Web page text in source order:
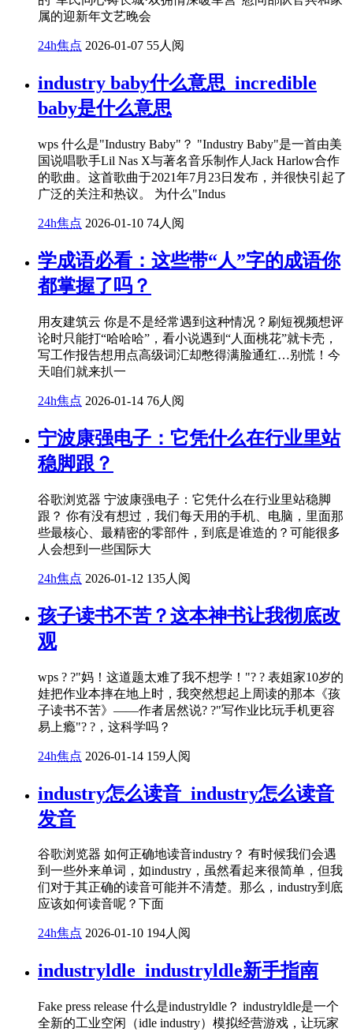
属的迎新年文艺晚会
24h焦点 2026-01-07 55人阅
industry baby什么意思_incredible
baby是什么意思
wps 什么是"Industry Baby"？ "Industry Baby"是一首由美
国说唱歌手Lil Nas X与著名音乐制作人Jack Harlow合作
的歌曲。这首歌曲于2021年7月23日发布，并很快引起了
广泛的关注和热议。 为什么"Indus
24h焦点 2026-01-10 74人阅
学成语必看：这些带“人”字的成语你
都掌握了吗？
用友建筑云 你是不是经常遇到这种情况？刷短视频想评
论时只能打“哈哈哈”，看小说遇到“人面桃花”就卡壳，
写工作报告想用点高级词汇却憋得满脸通红…别慌！今
天咱们就来扒一
24h焦点 2026-01-14 76人阅
宁波康强电子：它凭什么在行业里站
稳脚跟？
谷歌浏览器 宁波康强电子：它凭什么在行业里站稳脚
跟？ 你有没有想过，我们每天用的手机、电脑，里面那
些最核心、最精密的零部件，到底是谁造的？可能很多
人会想到一些国际大
24h焦点 2026-01-12 135人阅
孩子读书不苦？这本神书让我彻底改
观
wps ? ?"妈！这道题太难了我不想学！"? ? 表姐家10岁的
娃把作业本摔在地上时，我突然想起上周读的那本《孩
子读书不苦》——作者居然说? ?"写作业比玩手机更容
易上瘾"? ?，这科学吗？
24h焦点 2026-01-14 159人阅
industry怎么读音_industry怎么读音
发音
谷歌浏览器 如何正确地读音industry？ 有时候我们会遇
到一些外来单词，如industry，虽然看起来很简单，但我
们对于其正确的读音可能并不清楚。那么，industry到底
应该如何读音呢？下面
24h焦点 2026-01-10 194人阅
industryldle_industryldle新手指南
Fake press release 什么是industryldle？ industryldle是一个
全新的工业空闲（idle industry）模拟经营游戏，让玩家